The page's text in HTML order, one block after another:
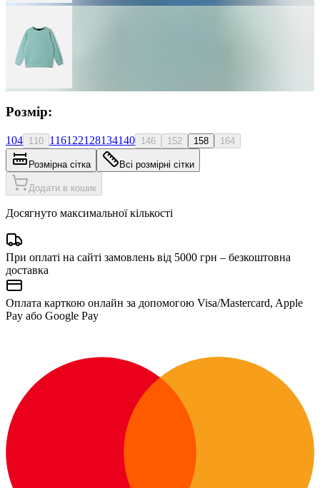
Розмір:
104 110 116122128134140 146 152 158 164
Розмірна сітка Всі розмірні сітки
Додати в кошик
Досягнуто максимальної кількості
При оплаті на сайті замовлень від 5000 грн – безкоштовна
доставка
Оплата карткою онлайн за допомогою Visa/Mastercard, Apple
Pay або Google Pay